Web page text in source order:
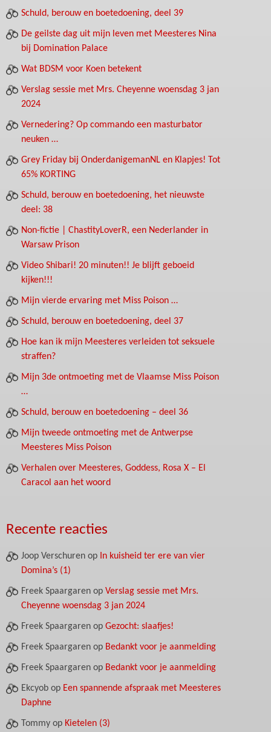
Schuld, berouw en boetedoening, deel 39
De geilste dag uit mijn leven met Meesteres Nina
bij Domination Palace
Wat BDSM voor Koen betekent
Verslag sessie met Mrs. Cheyenne woensdag 3 jan
2024
Vernedering? Op commando een masturbator
neuken …
Grey Friday bij OnderdanigemanNL en Klapjes! Tot
65% KORTING
Schuld, berouw en boetedoening, het nieuwste
deel: 38
Non-fictie | ChastityLoverR, een Nederlander in
Warsaw Prison
Video Shibari! 20 minuten!! Je blijft geboeid
kijken!!!
Mijn vierde ervaring met Miss Poison …
Schuld, berouw en boetedoening, deel 37
Hoe kan ik mijn Meesteres verleiden tot seksuele
straffen?
Mijn 3de ontmoeting met de Vlaamse Miss Poison
…
Schuld, berouw en boetedoening – deel 36
Mijn tweede ontmoeting met de Antwerpse
Meesteres Miss Poison
Verhalen over Meesteres, Goddess, Rosa X – El
Caracol aan het woord
Recente reacties
Joop Verschuren op In kuisheid ter ere van vier
Domina’s (1)
Freek Spaargaren op Verslag sessie met Mrs.
Cheyenne woensdag 3 jan 2024
Freek Spaargaren op Gezocht: slaafjes!
Freek Spaargaren op Bedankt voor je aanmelding
Freek Spaargaren op Bedankt voor je aanmelding
Ekcyob op Een spannende afspraak met Meesteres
Daphne
Tommy op Kietelen (3)